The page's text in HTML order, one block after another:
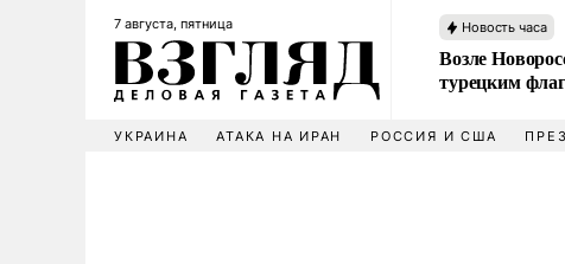
7 августа, пятница Новость часа
Возле
турецким
УКРАИНА АТАКА НА ИРАН РОССИЯ И США